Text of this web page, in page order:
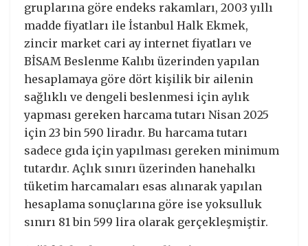
gruplarına göre endeks rakamları, 2003 yıllı
madde fiyatları ile İstanbul Halk Ekmek,
zincir market cari ay internet fiyatları ve
BİSAM Beslenme Kalıbı üzerinden yapılan
hesaplamaya göre dört kişilik bir ailenin
sağlıklı ve dengeli beslenmesi için aylık
yapması gereken harcama tutarı Nisan 2025
için 23 bin 590 liradır. Bu harcama tutarı
sadece gıda için yapılması gereken minimum
tutardır. Açlık sınırı üzerinden hanehalkı
tüketim harcamaları esas alınarak yapılan
hesaplama sonuçlarına göre ise yoksulluk
sınırı 81 bin 599 lira olarak gerçekleşmiştir.